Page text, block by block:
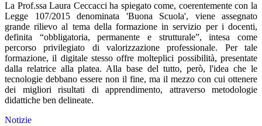
La Prof.ssa Laura Ceccacci ha spiegato come, coerentemente con la
Legge 107/2015 denominata 'Buona Scuola', viene assegnato
grande rilievo al tema della formazione in servizio per i docenti,
definita “obbligatoria, permanente e strutturale”, intesa come
percorso privilegiato di valorizzazione professionale. Per tale
formazione, il digitale stesso offre molteplici possibilità, presentate
dalla relatrice alla platea. Alla base del tutto, però, l'idea che le
tecnologie debbano essere non il fine, ma il mezzo con cui ottenere
dei migliori risultati di apprendimento, attraverso metodologie
didattiche ben delineate.
Notizie